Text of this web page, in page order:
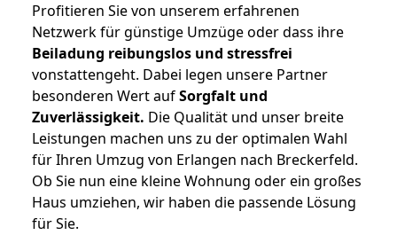
Profitieren Sie von unserem erfahrenen
Netzwerk für günstige Umzüge oder dass ihre
Beiladung reibungslos und stressfrei
vonstattengeht. Dabei legen unsere Partner
besonderen Wert aufSorgfalt und
Zuverlässigkeit. Die Qualität und unser breite
Leistungen machen uns zu der optimalen Wahl
für Ihren Umzug von Erlangen nach Breckerfeld.
Ob Sie nun eine kleine Wohnung oder ein großes
Haus umziehen, wir haben die passende Lösung
für Sie.